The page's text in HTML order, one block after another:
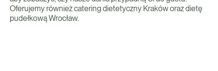
Oferujemy również catering dietetyczny Kraków oraz dietę
pudełkową Wrocław.